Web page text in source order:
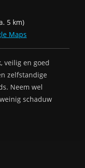
5 km)
Maps
veilig en goed
zelfstandige
Neem wel
schaduw